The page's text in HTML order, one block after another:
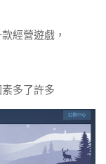
經營遊戲，
多了許多